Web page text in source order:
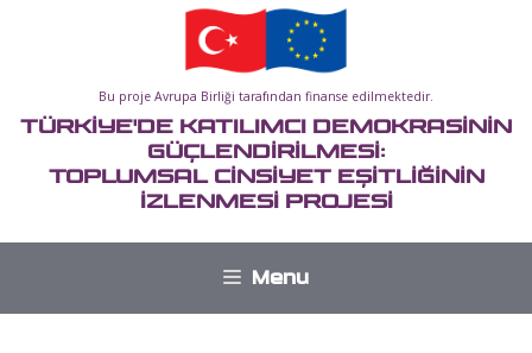
Bu proje Avrupa Birliği tarafından finanse edilmektedir.
TÜRKİYE'DE KATILIMCI DEMOKRASİNİN
GÜÇLENDİRİLMESİ:
TOPLUMSAL CİNSİYET EŞİTLİĞİNİN
İZLENMESİ PROJESİ
Menu